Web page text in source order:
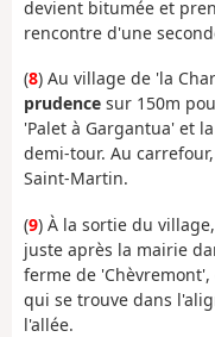
devient bitumée et
rencontre d'une
(8) Au village de 'la
prudence sur 150m
'Palet à Gargantua' et
demi-tour. Au
Saint-Martin.
(9) À la sortie du
juste après la mairie
ferme de
qui se trouve dans
l'allée.